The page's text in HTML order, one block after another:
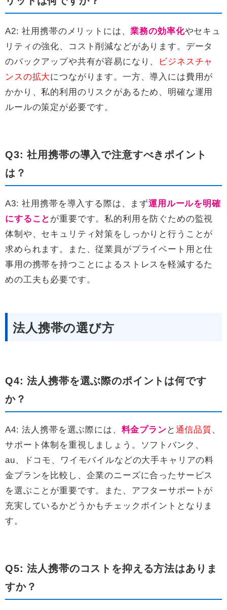
A2: 社用携帯のメリットには、業務の効率化やセキュ
リティの強化、コスト削減などがあります。データ
のバックアップや共有が容易になり、
ビジネスチャ
ンスの拡大につながります。一方、導入には費用が
かかり、私的利用のリスクがあるため、明確な運用
ルールの策定が必要です。
Q3: 社用携帯の導入で注意すべきポイント
は？
A3: 社用携帯を導入する際は、まず運用ルールを明確
にすること が重要です。私的利用を防ぐための監視
体制や、セキュリティ対策をしっかりと行うことが
求められます。また、従業員がプライベート用と仕
事用の携帯を持つことによるストレスを軽減するた
めの工夫も必要です。
法人携帯の選び方
Q4: 法人携帯を選ぶ際のポイントは何です
か？
A4: 法人携帯を選ぶ際には、 料金プラン と 通信品質、
サポート体制を重視しましょう。ソフトバンク、
au、ドコモ、ワイモバイルなどの大手キャリアの料
金プランを比較し、企業のニーズに合ったサービス
を選ぶことが重要です。また、アフターサポートが
充実しているかどうかもチェックポイントとなりま
す。
Q5: 法人携帯のコストを抑える方法はありま
すか？